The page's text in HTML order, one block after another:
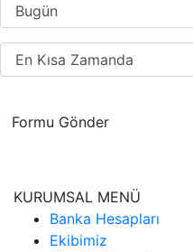
Formu Gönder
KURUMSAL MENÜ
Banka Hesapları
Ekibimiz